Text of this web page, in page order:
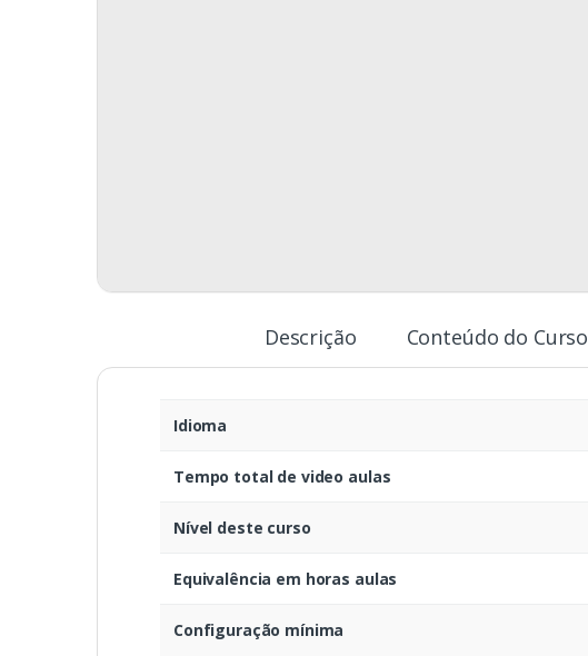
Descrição Conteúdo do Curso
Idioma
Tempo total de video aulas
Nível deste curso
Equivalência em horas aulas
Configuração mínima